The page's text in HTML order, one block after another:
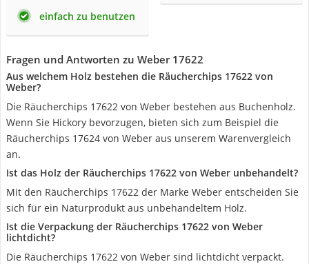
einfach zu benutzen
Fragen und Antworten zu Weber 17622
Aus welchem Holz bestehen die Räucherchips 17622 von
Weber?
Die Räucherchips 17622 von Weber bestehen aus Buchenholz.
Wenn Sie Hickory bevorzugen, bieten sich zum Beispiel die
Räucherchips 17624 von Weber aus unserem Warenvergleich
an.
Ist das Holz der Räucherchips 17622 von Weber unbehandelt?
Mit den Räucherchips 17622 der Marke Weber entscheiden Sie
sich für ein Naturprodukt aus unbehandeltem Holz.
Ist die Verpackung der Räucherchips 17622 von Weber
lichtdicht?
Die Räucherchips 17622 von Weber sind lichtdicht verpackt.